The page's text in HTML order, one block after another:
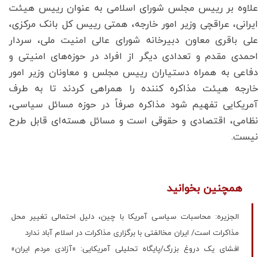
علاوه بر رییس مجلس شورای اسلامی به عنوان رییس هیئت
ایرانی، عراقچی وزیر امور خارجه، همتی رییس کل بانک مرکزی،
علی باقری معاون دبیرخانه شورای عالی امنیت ملی، سردار
احمدی مقدم و تعدادی دیگر از افراد در حوزه‌های امنیتی و
دفاعی به همراه دستیاران رییس مجلس و معاونان وزیر امور
خارجه هیئت مذاکره کننده را همراهی کردند تا به طرف
آمریکایی تفهیم شود مذاکره صرفاً در حوزه مسائل سیاسی،
نظامی، اقتصادی و حقوقی است و مسائل هسته‌ای قابل طرح
نیست.
همچنین بخوانید
الجزیره: محاسبات سیاسی آمریکا با چین، دلیل احتمالی تغییر محل
مذاکرات است/ ایران مخالفتی با برگزاری مذاکرات در اسلام آباد ندارد
افشای یک دروغ بزرگ/پایگاه تحلیلی آمریکایی: «آزادی مردم ایران»